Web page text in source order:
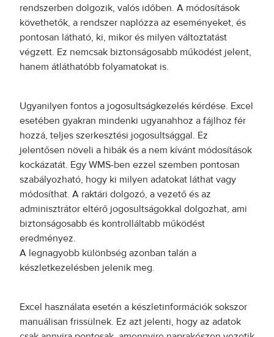
rendszerben dolgozik, valós időben. A módosítások
követhetők, a rendszer naplózza az eseményeket, és
pontosan látható, ki, mikor és milyen változtatást
végzett. Ez nemcsak biztonságosabb működést jelent,
hanem átláthatóbb folyamatokat is.
Ugyanilyen fontos a jogosultságkezelés kérdése. Excel
esetében gyakran mindenki ugyanahhoz a fájlhoz fér
hozzá, teljes szerkesztési jogosultsággal. Ez
jelentősen növeli a hibák és a nem kívánt módosítások
kockázatát. Egy WMS-ben ezzel szemben pontosan
szabályozható, hogy ki milyen adatokat láthat vagy
módosíthat. A raktári dolgozó, a vezető és az
adminisztrátor eltérő jogosultságokkal dolgozhat, ami
biztonságosabb és kontrolláltabb működést
eredményez.
A legnagyobb különbség azonban talán a
készletkezelésben jelenik meg.
Excel használata esetén a készletinformációk sokszor
manuálisan frissülnek. Ez azt jelenti, hogy az adatok